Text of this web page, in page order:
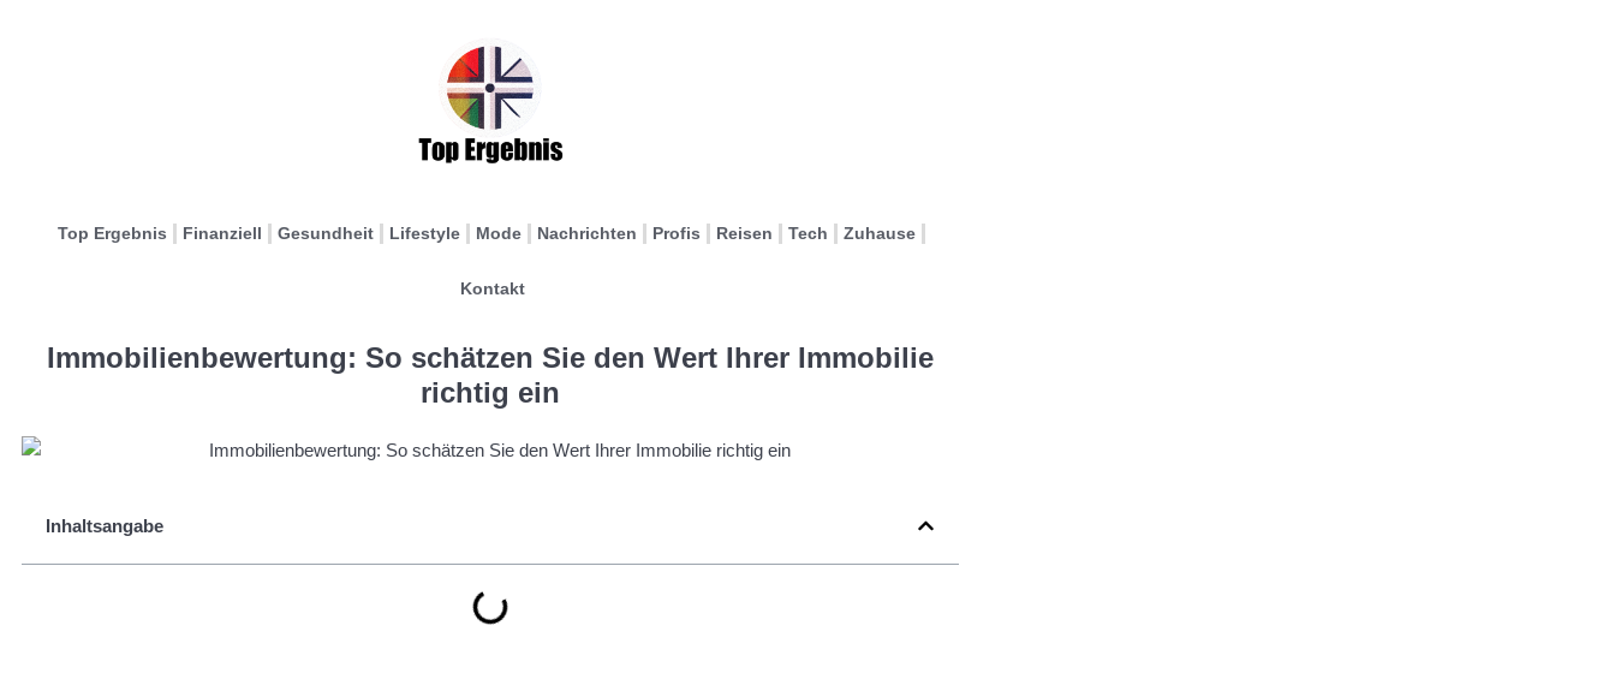
Top Ergebnis Finanziell Gesundheit Lifestyle Mode Nachrichten Profis Reisen Tech Zuhause
Kontakt
Immobilienbewertung: So schätzen Sie den Wert Ihrer Immobilie
richtig ein
Inhaltsangabe